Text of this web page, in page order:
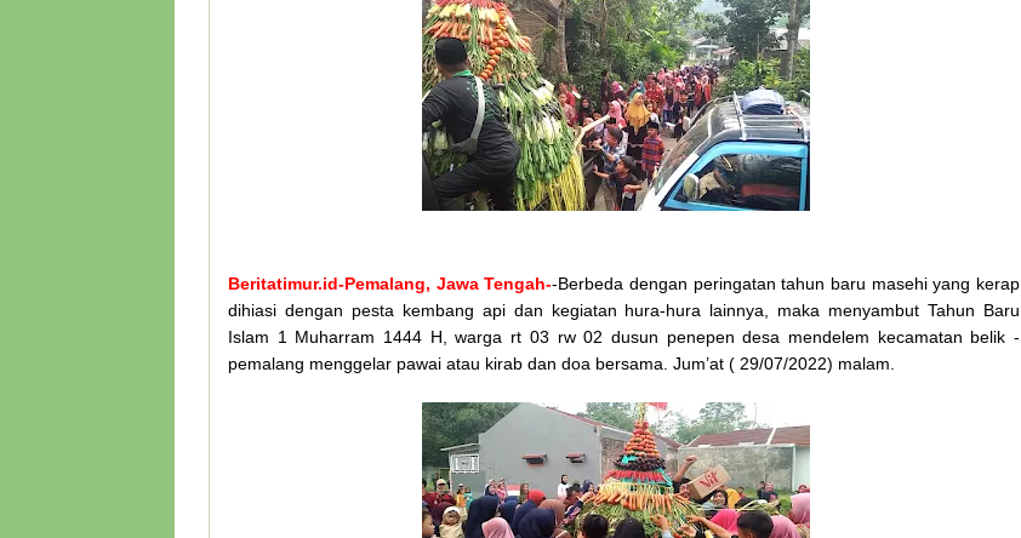
Beritatimur.id-Pemalang, Jawa Tengah--Berbeda dengan peringatan tahun baru masehi yang kerap
dihiasi dengan pesta kembang api dan kegiatan hura-hura lainnya, maka menyambut Tahun Baru
Islam 1 Muharram 1444 H, warga rt 03 rw 02 dusun penepen desa mendelem kecamatan belik -
pemalang menggelar pawai atau kirab dan doa bersama. Jum’at ( 29/07/2022) malam.